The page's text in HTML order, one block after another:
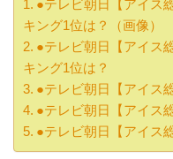
●テレビ朝日【アイス
キング1位は？（画像）
●テレビ朝日【アイス
キング1位は？
●テレビ朝日【アイス
●テレビ朝日【アイス
●テレビ朝日【アイス